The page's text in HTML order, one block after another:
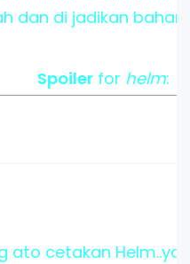
dan di jadikan bahan
Spoilerfor helm:
ato cetakan